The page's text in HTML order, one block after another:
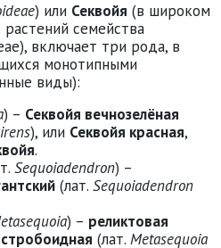
) или Секвойя (в широком
семейства
включает три рода, в
монотипными
виды):
) – Секвойя вечнозелёная
), или Секвойя красная,
.
Sequoiadendron) –
(лат. Sequoiadendron
) – реликтовая
(лат. Metasequoia